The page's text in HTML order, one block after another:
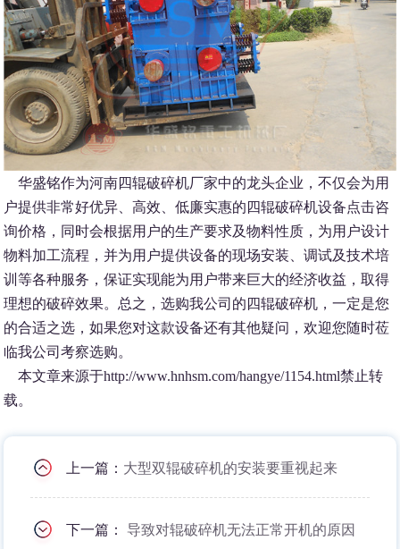
华盛铭作为河南四辊破碎机厂家中的龙头企业，不仅会为用
户提供非常好优异、高效、低廉实惠的四辊破碎机设备点击咨
询价格，同时会根据用户的生产要求及物料性质，为用户设计
物料加工流程，并为用户提供设备的现场安装、调试及技术培
训等各种服务，保证实现能为用户带来巨大的经济收益，取得
理想的破碎效果。总之，选购我公司的四辊破碎机，一定是您
的合适之选，如果您对这款设备还有其他疑问，欢迎您随时莅
临我公司考察选购。
本文章来源于http://www.hnhsm.com/hangye/1154.html禁止转
载。
上一篇： 大型双辊破碎机的安装要重视起来
下一篇： 导致对辊破碎机无法正常开机的原因